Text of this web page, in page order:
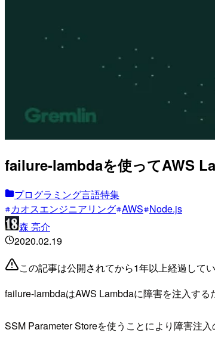
failure-lambdaを使ってAWS
プログラミング言語特集
カオスエンジニアリング AWS Node.js
森 亮介
2020.02.19
この記事は公開されてから1年以上経過して
failure-lambdaはAWS Lambdaに障害を注入す
SSM Parameter Storeを使うことにより障害注入